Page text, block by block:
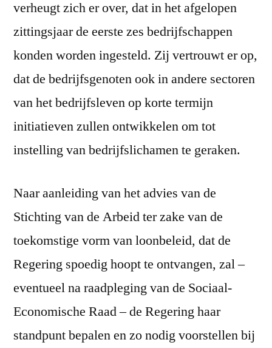
verheugt zich er over, dat in het afgelopen
zittingsjaar de eerste zes bedrijfschappen
konden worden ingesteld. Zij vertrouwt er op,
dat de bedrijfsgenoten ook in andere sectoren
van het bedrijfsleven op korte termijn
initiatieven zullen ontwikkelen om tot
instelling van bedrijfslichamen te geraken.
Naar aanleiding van het advies van de
Stichting van de Arbeid ter zake van de
toekomstige vorm van loonbeleid, dat de
Regering spoedig hoopt te ontvangen, zal –
eventueel na raadpleging van de Sociaal-
Economische Raad – de Regering haar
standpunt bepalen en zo nodig voorstellen bij